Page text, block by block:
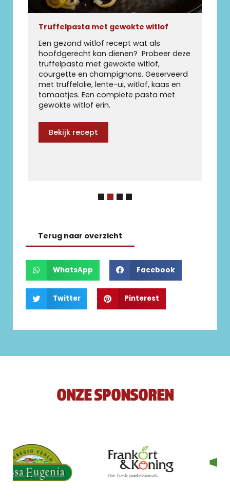
Truffelpasta met gewokte witlof
Een gezond witlof recept wat als
hoofdgerecht kan dienen? Probeer deze
truffelpasta met gewokte witlof,
courgette en champignons. Geserveerd
met truffelolie, lente-ui, witlof, kaas en
tomaatjes. Een complete pasta met
gewokte witlof erin.
Bekijk recept
Terug naar overzicht
WhatsApp Facebook
Twitter Pinterest
ONZE SPONSOREN